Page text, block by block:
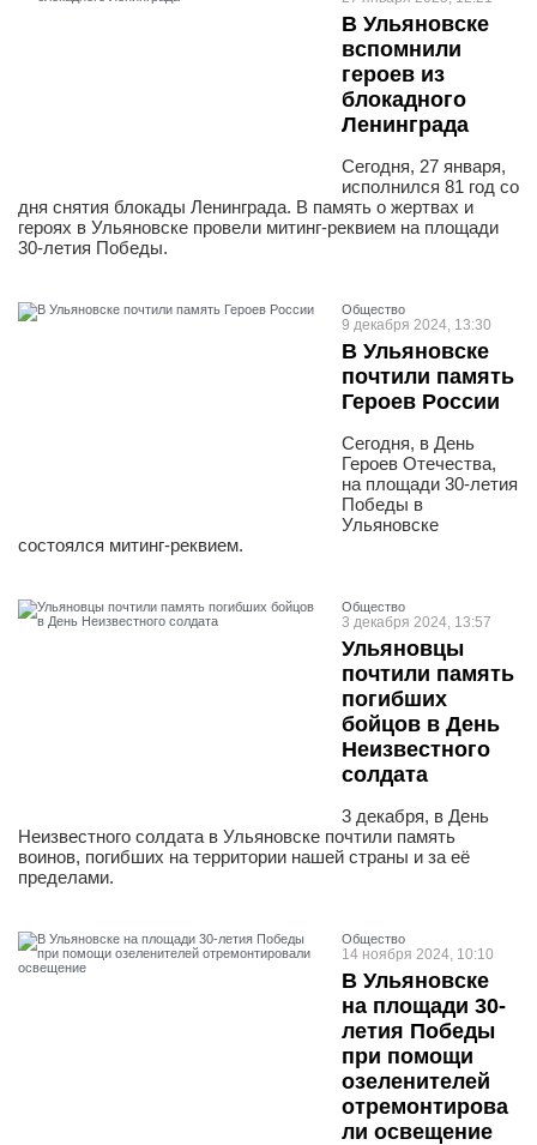
В Ульяновске
вспомнили
героев из
блокадного
Ленинграда
Сегодня, 27 января,
исполнился 81 год со
дня снятия блокады Ленинграда. В память о жертвах и
героях в Ульяновске провели митинг-реквием на площади
30-летия Победы.
Общество
9 декабря 2024, 13:30
В Ульяновске
почтили память
Героев России
Сегодня, в День
Героев Отечества,
на площади 30-летия
Победы в
Ульяновске
состоялся митинг-реквием.
Общество
3 декабря 2024, 13:57
Ульяновцы
почтили память
погибших
бойцов в День
Неизвестного
солдата
3 декабря, в День
Неизвестного солдата в Ульяновске почтили память
воинов, погибших на территории нашей страны и за её
пределами.
Общество
14 ноября 2024, 10:10
В Ульяновске
на площади 30-
летия Победы
при помощи
озеленителей
отремонтирова
ли освещение